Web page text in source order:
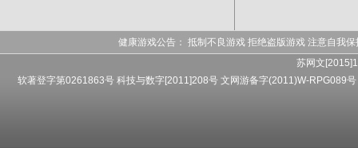
健康游戏公告： 抵制不良游戏 拒绝盗版游戏 注意自我
苏网文
软著登字第0261863号 科技与数字[2011]208号 文网游备字(2011)W-RPG089号